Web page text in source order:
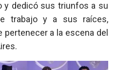
y dedicó sus triunfos a su
trabajo y a sus raíces,
a la escena del